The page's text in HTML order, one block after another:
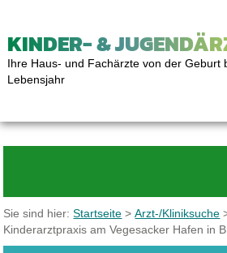
KINDER- &
Ihre Haus- und Fachärzte von der Geburt
Lebensjahr
Sie sind hier:Startseite >Arzt-/Kliniksuche
Kinderarztpraxis am Vegesacker Hafen in